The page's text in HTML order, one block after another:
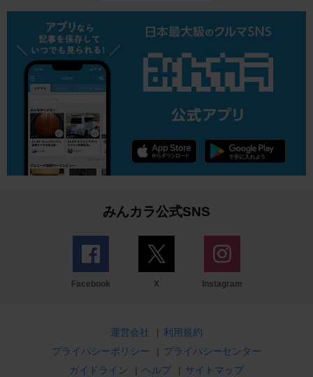
みんカラ公式SNS
Facebook X Instagram
運営会社 | 利用規約
プライバシーポリシー
| プライバシーセンター
ガイドライン
| ヘルプ | サイトマップ